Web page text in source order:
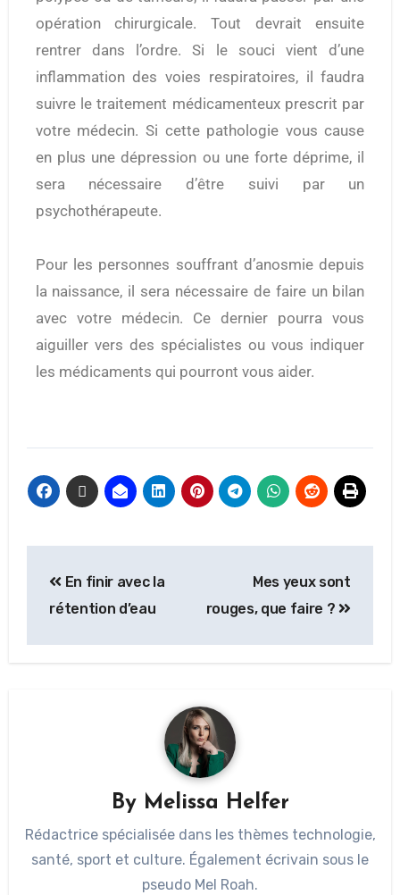
opération chirurgicale. Tout devrait ensuite
rentrer dans l’ordre. Si le souci vient d’une
inflammation des voies respiratoires, il faudra
suivre le traitement médicamenteux prescrit par
votre médecin. Si cette pathologie vous cause
en plus une dépression ou une forte déprime, il
sera nécessaire d’être suivi par un
psychothérapeute.
Pour les personnes souffrant d’anosmie depuis
la naissance, il sera nécessaire de faire un bilan
avec votre médecin. Ce dernier pourra vous
aiguiller vers des spécialistes ou vous indiquer
les médicaments qui pourront vous aider.
En finir avec la
rétention d’eau
Mes yeux sont
rouges, que faire ?
By Melissa Helfer
Rédactrice spécialisée dans les thèmes technologie,
santé, sport et culture. Également écrivain sous le
pseudo Mel Roah.